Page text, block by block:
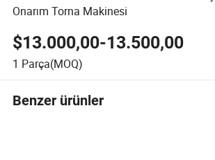
Onarım Torna Makinesi
$13.000,00-13.500,00
1 Parça(MOQ)
Benzer ürünler